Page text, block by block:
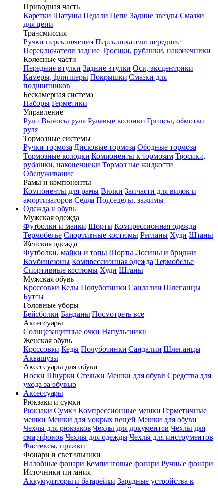
Приводная часть
Каретки Шатуны Педали Цепи Задние звезды Смазки
для цепи
Трансмиссия
Ручки переключения Переключатели передние
Переключатели задние Тросики, рубашки, наконечники
Колесные части
Передние втулки Задние втулки Оси, эксцентрики
Камеры, флипперы Покрышки Смазки для
подшипников
Бескамерная система
Наборы Герметики
Управление
Рули Выносы руля Рулевые колонки Грипсы, обмотки
руля
Тормозные системы
Ручки тормоза Дисковые тормоза Ободные тормоза
Тормозные колодки Компоненты к тормозам Тросики,
рубашки, наконечники Тормозные жидкости
Обслуживание
Рамы и компоненты
Компоненты для рамы Вилки Запчасти для вилок и
амортизаторов Седла Подседелы, зажимы
Одежда и обувь
Мужская одежда
Футболки и майки Шорты Компрессионная одежда
Термобелье Спортивные костюмы Регланы Худи Штаны
Женская одежда
Футболки, майки и топы Шорты Лосины и бриджи
Комбинезоны Компрессионная одежда Термобелье
Спортивные костюмы Худи Штаны
Мужская обувь
Кроссовки Кеды Полуботинки Сандалии Шлепанцы
Бутсы
Головные уборы
Бейсболки Банданы Посмотреть все
Аксессуары
Солнцезащитные очки Напульсники
Женская обувь
Кроссовки Кеды Полуботинки Сандалии Шлепанцы
Аквашузы
Аксессуары для обуви
Носки Шнурки Стельки Мешки для обуви Средства для
ухода за обувью
Аксессуары
Рюкзаки и сумки
Рюкзаки Сумки Компрессионные мешки Герметичные
мешки Мешки для мокрых вещей Мешки для обуви
Чехлы для рюкзаков Чехлы для документов Чехлы для
смартфонов Чехлы для одежды Чехлы для инструментов
Фастексы, пряжки
Фонари и светильники
Налобные фонари Кемпинговые фонари Ручные фонари
Источники питания
Аккумуляторы и батарейки Зарядные устройства к